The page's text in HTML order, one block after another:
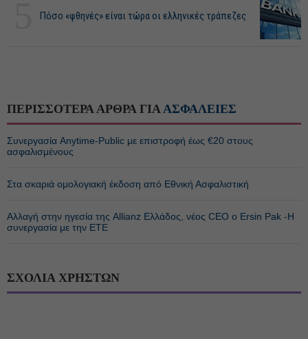
Πόσο «φθηνές» είναι τώρα οι ελληνικές τράπεζες
ΠΕΡΙΣΣΟΤΕΡΑ ΑΡΘΡΑ ΓΙΑΑΣΦΑΛΕΙΕΣ
Συνεργασία Anytime-Public με επιστροφή έως €20 στους
ασφαλισμένους
Στα σκαριά ομολογιακή έκδοση από Εθνική Ασφαλιστική
Αλλαγή στην ηγεσία της Allianz Ελλάδος, νέος CEO ο Ersin Pak -Η
συνεργασία με την ΕΤΕ
ΣΧΟΛΙΑ ΧΡΗΣΤΩΝ